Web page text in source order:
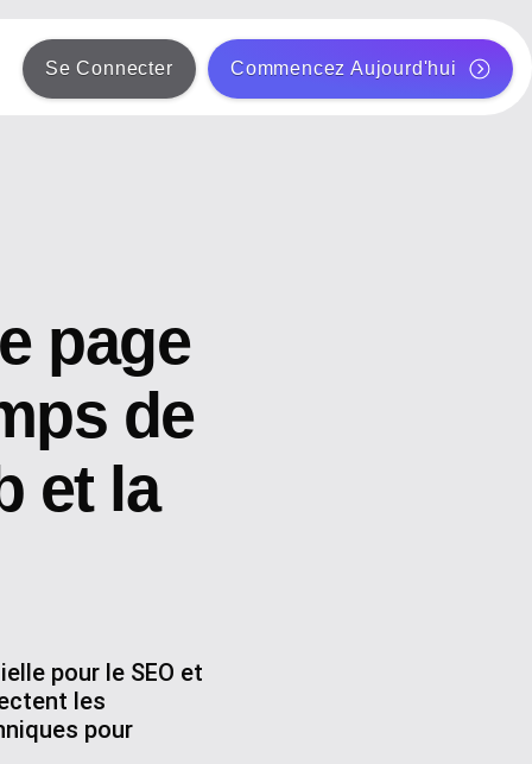
Se Connecter Commencez Aujourd'hui
page
de
et la
pour le SEO et
les
pour